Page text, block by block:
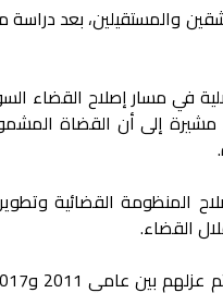
والمستقيلين، بعد
في مسار إصلاح القضاء
إلى أن القضاة
المنظومة القضائية
القضاء.